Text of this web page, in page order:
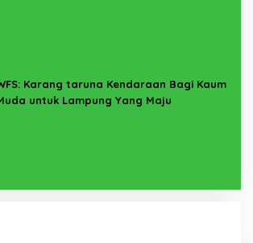
Karang taruna Kendaraan Bagi Kaum
untuk Lampung Yang Maju